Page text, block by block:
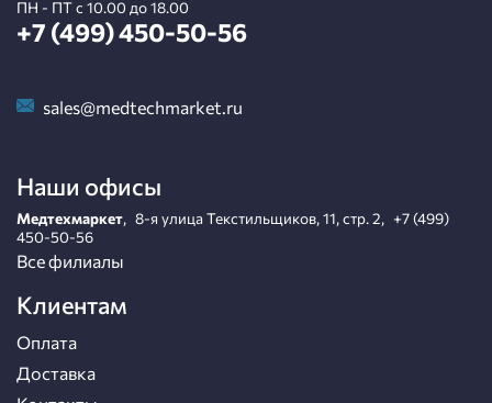
ПН - ПТ с 10.00 до 18.00
+7 (499) 450-50-56
sales@medtechmarket.ru
Наши офисы
Медтехмаркет, 8-я улица Текстильщиков, 11, стр. 2, +7 (499)
450-50-56
Все филиалы
Клиентам
Оплата
Доставка